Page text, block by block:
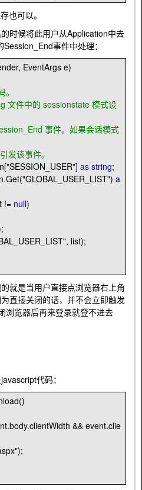
可以。
候将此用户从Application中去
事件中处理：
EventArgs e)
。
文件中的 sessionstate 模式设
事件。如果会话模式
发该事件。
"SESSION_USER"]as string;
"GLOBAL_USER_LIST")a
!= null)
", list);
是当用户直接点浏览器右上角
直接关闭的话，并不会立即触发
浏览器后再来登录就登不进去
代码：
&& event.clie
");